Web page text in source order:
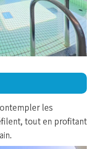
les
tout en profitant